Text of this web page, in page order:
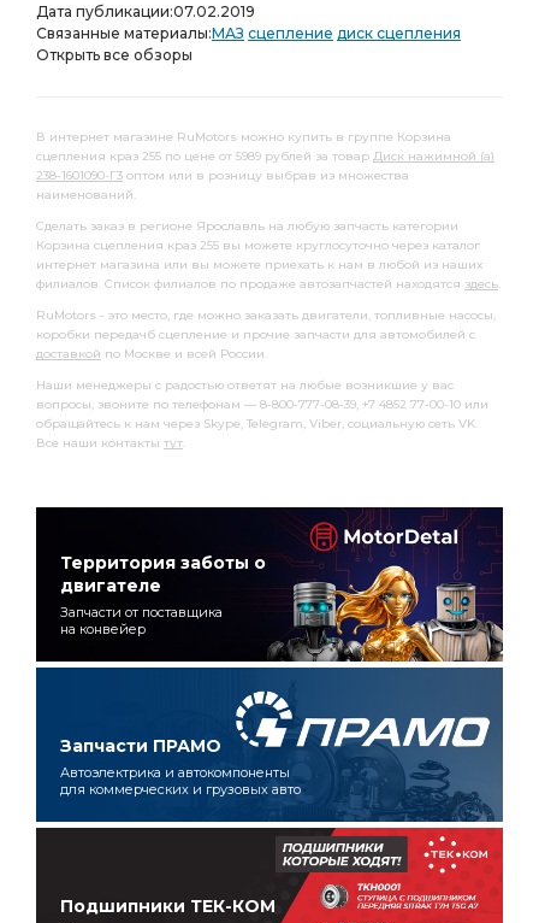
Дата публикации:07.02.2019
Связанные материалы:МАЗ сцепление диск сцепления
Открыть все обзоры
В интернет магазине RuMotors можно купить в группе Корзина
сцепления краз 255 по цене от 5989 рублей за товар Диск нажимной (а)
238-1601090-Г3 оптом или в розницу выбрав из множества
наименований.
Сделать заказ в регионе Ярославль на любую запчасть категории
Корзина сцепления краз 255 вы можете круглосуточно через каталог
интернет магазина или вы можете приехать к нам в любой из наших
филиалов. Список филиалов по продаже автозапчастей находятся здесь.
RuMotors - это место, где можно заказать двигатели, топливные насосы,
коробки передачб сцепление и прочие запчасти для автомобилей с
доставкой по Москве и всей России.
Наши менеджеры с радостью ответят на любые возникшие у вас
вопросы, звоните по телефонам — 8-800-777-08-39, +7 4852 77-00-10 или
обращайтесь к нам через Skype, Telegram, Viber, социальную сеть VK.
Все наши контакты тут.
Территория заботы о
двигателе
Запчасти от поставщика
на конвейер
Запчасти ПРАМО
Автоэлектрика и автокомпоненты
для коммерческих и грузовых авто
Подшипники ТЕК-КОМ